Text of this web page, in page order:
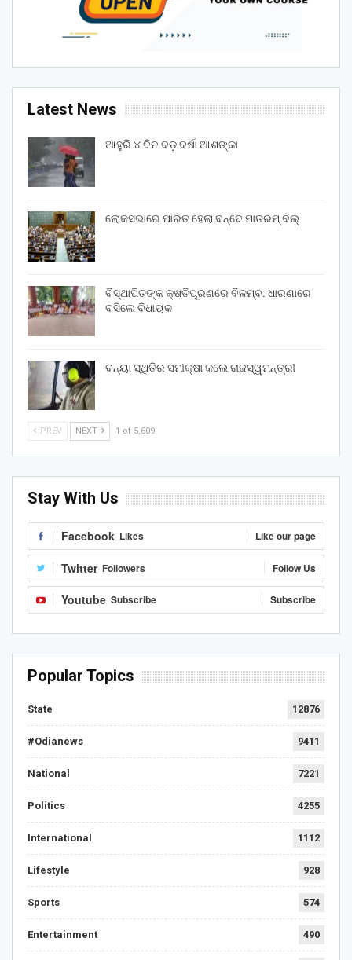
Latest News
ଆହୁରି ୪ ଦିନ ବଡ଼ ବର୍ଷା ଆଶଙ୍କା
ଲୋକସଭାରେ ପାରିତ ହେଲା ବନ୍ଦେ ମାତରମ୍‌ ବିଲ୍‌
ବିସ୍ଥାପିତଙ୍କ କ୍ଷତିପୂରଣରେ ବିଳମ୍ବ: ଧାରଣାରେ
ବସିଲେ ବିଧାୟକ
ବନ୍ୟା ସ୍ଥିତିର ସମୀକ୍ଷା କଲେ ରାଜସ୍ୱମନ୍ତ୍ରୀ
PREV NEXT 1 of 5,609
Stay With Us
Facebook Likes Like our page
Twitter Followers Follow Us
Youtube Subscribe Subscribe
Popular Topics
State 12876
#Odianews 9411
National 7221
Politics 4255
International 1112
Lifestyle 928
Sports 574
Entertainment 490